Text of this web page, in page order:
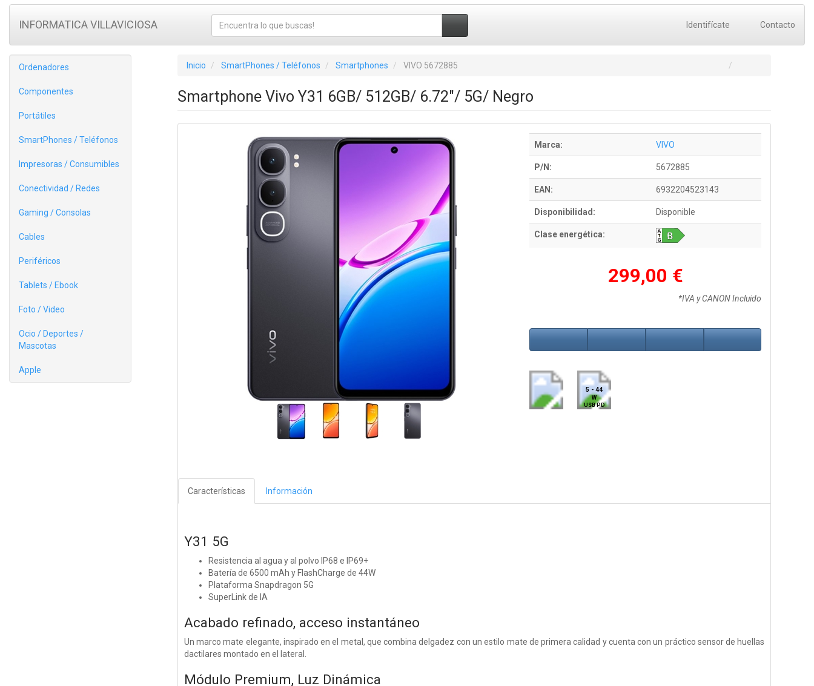
INFORMATICA VILLAVICIOSA Identifícate Contacto
Ordenadores
Componentes
Portátiles
SmartPhones / Teléfonos
Impresoras / Consumibles
Conectividad / Redes
Gaming / Consolas
Cables
Periféricos
Tablets / Ebook
Foto / Video
Ocio / Deportes /
Mascotas
Apple
Inicio SmartPhones / Teléfonos Smartphones VIVO 5672885
Smartphone Vivo Y31 6GB/ 512GB/ 6.72"/ 5G/ Negro
Marca: VIVO
P/N: 5672885
EAN: 6932204523143
Disponibilidad: Disponible
Clase energética:
299,00 €
*IVA y CANON Incluido
5 - 44
W
USB PD
Características Información
Y31 5G
Resistencia al agua y al polvo IP68 e IP69+
Batería de 6500 mAh y FlashCharge de 44W
Plataforma Snapdragon 5G
SuperLink de IA
Acabado refinado, acceso instantáneo
Un marco mate elegante, inspirado en el metal, que combina delgadez con un estilo mate de primera calidad y cuenta con un práctico sensor de huellas
dactilares montado en el lateral.
Módulo Premium, Luz Dinámica